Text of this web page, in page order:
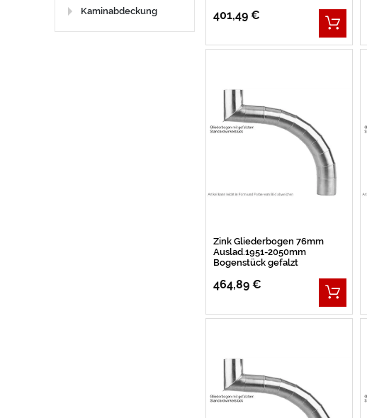
Kaminabdeckung
401,49 €
Zink Gliederbogen 76mm
Auslad.1951-2050mm
Bogenstück gefalzt
464,89 €